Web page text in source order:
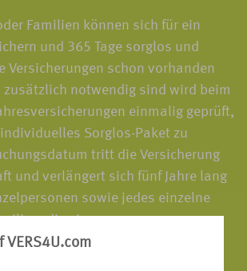
VERS4U.com
Familien können sich für ein
und 365 Tage sorglos und
Versicherungen schon vorhanden
zusätzlich notwendig sind wird beim
einmalig geprüft,
Sorglos-Paket zu
tritt die Versicherung
und verlängert sich fünf Jahre lang
sowie jedes einzelne
die eine
abgeschlossen haben, sind
mehr als 50km vom Wohnsitz